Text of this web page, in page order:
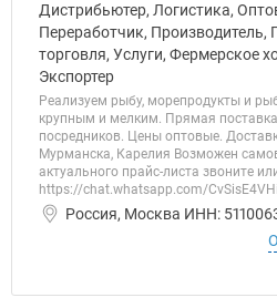
Дистрибьютер, Логистика,
Переработчик, Производитель,
торговля, Услуги, Фермерское
Экспортер
Реализуем рыбу, морепродукты и
крупным и мелким. Прямая
посредников. Цены оптовые.
Мурманска, Карелия Возможен
актуального прайс-листа звоните
https://chat.whatsapp.com/
Россия, Москва ИНН: